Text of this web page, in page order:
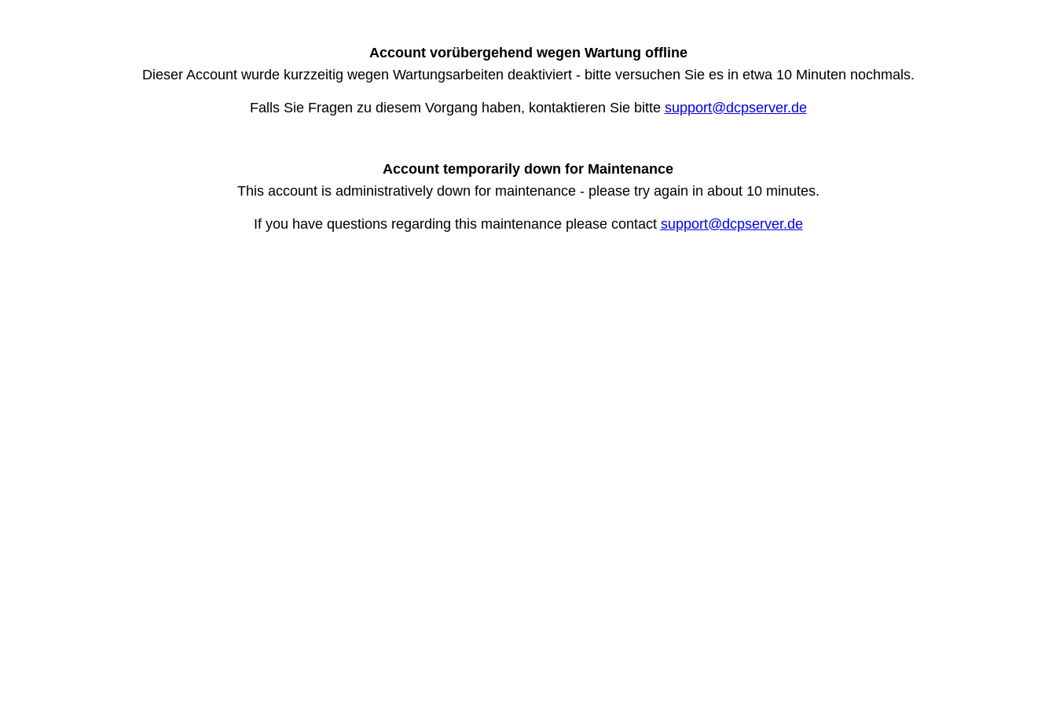
Account vorübergehend wegen Wartung offline
Dieser Account wurde kurzzeitig wegen Wartungsarbeiten deaktiviert - bitte versuchen Sie es in etwa 10 Minuten nochmals.
Falls Sie Fragen zu diesem Vorgang haben, kontaktieren Sie bitte support@dcpserver.de
Account temporarily down for Maintenance
This account is administratively down for maintenance - please try again in about 10 minutes.
If you have questions regarding this maintenance please contact support@dcpserver.de